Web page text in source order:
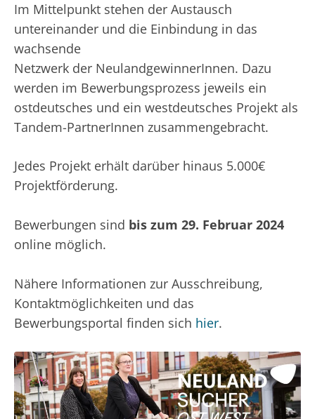
Im Mittelpunkt stehen der Austausch
untereinander und die Einbindung in das
wachsende
Netzwerk der NeulandgewinnerInnen. Dazu
werden im Bewerbungsprozess jeweils ein
ostdeutsches und ein westdeutsches Projekt als
Tandem-PartnerInnen zusammengebracht.
Jedes Projekt erhält darüber hinaus 5.000€
Projektförderung.
Bewerbungen sind bis zum 29. Februar 2024
online möglich.
Nähere Informationen zur Ausschreibung,
Kontaktmöglichkeiten und das
Bewerbungsportal finden sich hier.